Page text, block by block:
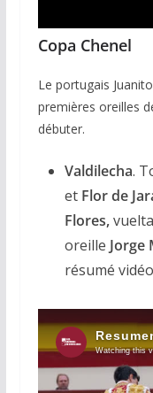
Copa Chenel
Le portugais
premières oreilles
débuter.
Valdilecha.
etFlor de
Flores,
oreille Jorge
résumé vidéo